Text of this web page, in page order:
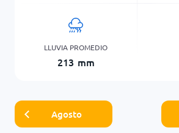
LLUVIA PROMEDIO
213 mm
Agosto